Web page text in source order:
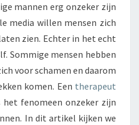
D
E
N
B
I
J
M
A
N
mannen erg onzeker zijn
media willen mensen zich
zien. Echter in het echt
Sommige mensen hebben
voor schamen en daarom
komen. Een therapeut
het fenomeen onzeker zijn
In dit artikel kijken we